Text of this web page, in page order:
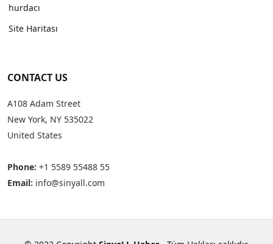
hurdacı
Site Haritası
CONTACT US
A108 Adam Street
New York, NY 535022
United States
Phone: +1 5589 55488 55
Email: info@sinyall.com